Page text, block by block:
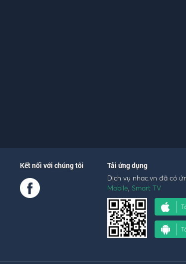
Kết nối với chúng tôi Tải ứng dụng
Dịch vụ nhac.vn đã có
Mobile, Smart TV